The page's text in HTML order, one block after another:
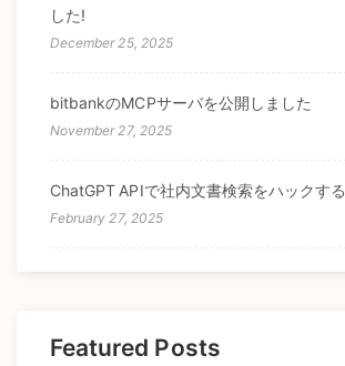
した!
December 25, 2025
bitbankのMCPサーバを公開しました
November 27, 2025
ChatGPT APIで社内文書検索をハックする
February 27, 2025
Featured Posts